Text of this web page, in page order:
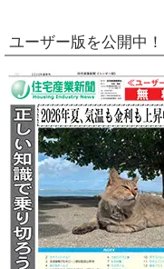
ユーザー版を公開中！